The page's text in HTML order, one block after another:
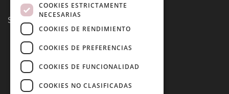
Síguenos:
COOKIES ESTRICTAMENTE
NECESARIAS
COOKIES DE RENDIMIENTO
COOKIES DE PREFERENCIAS
COOKIES DE FUNCIONALIDAD
COOKIES NO CLASIFICADAS